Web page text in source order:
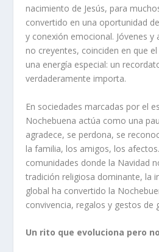
nacimiento de Jesús, para
convertido en una oportunidad
y conexión emocional. Jóvenes y
no creyentes, coinciden en que
una energía especial: un
verdaderamente importa.
En sociedades marcadas por el
Nochebuena actúa como una
agradece, se perdona, se
la familia, los amigos, los
comunidades donde la Navidad
tradición religiosa dominante, la
global ha convertido la
convivencia, regalos y gestos de
Un rito que evoluciona pero